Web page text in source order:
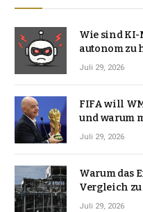
Wie sind KI-
autonom zu
Juli 29, 2026
FIFA will
und warum
Juli 29, 2026
Warum das
Vergleich zu
Japan
Juli 29, 2026